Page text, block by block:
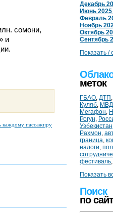
сомони,
и
каждому пассажиру
Декабрь
Июнь 2025
Февраль
Ноябрь
Октябрь
Сентябрь
Показать /
меток
ГБАО, ДТП ,
Куляб, МВД
Мегафон,
Рогун,
Узбекистан
Рахмон,
граница,
налоги,
фестиваль,
Показать
Поиск
по